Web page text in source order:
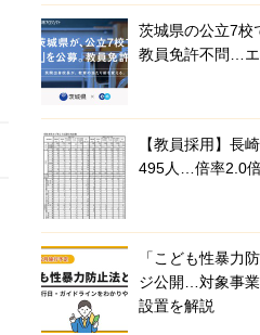
茨城県の公立7校
教員免許不問…
【教員採用】長
495人…倍率2.0
「こども性暴力
ジ公開…対象事
設置を解説